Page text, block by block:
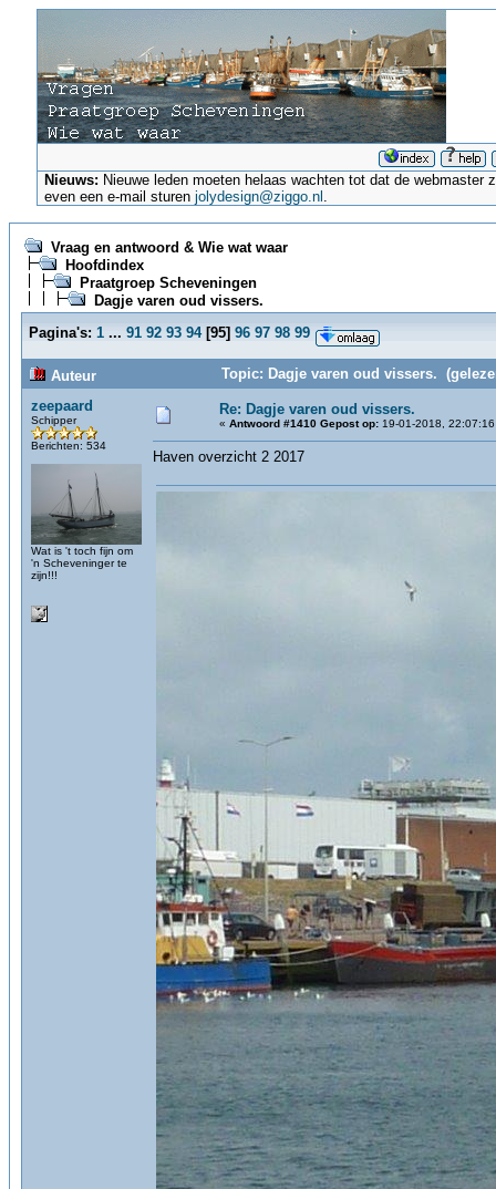
Nieuws: Nieuwe leden moeten helaas wachten tot dat de
even een e-mail sturenjolydesign@ziggo.nl .
Vraag en antwoord & Wie wat waar
Hoofdindex
Praatgroep Scheveningen
Dagje varen oud vissers.
Pagina's: 1 ... 91 92 93 94[95] 96 97 98 99
Auteur
Topic: Dagje varen oud vissers.
zeepaard
Schipper
Berichten: 534
Wat is 't toch fijn om
'n Scheveninger te
zijn!!!
Re: Dagje varen oud vissers.
« Antwoord #1410 Gepost op: 19-01-2018,
Haven overzicht 2 2017